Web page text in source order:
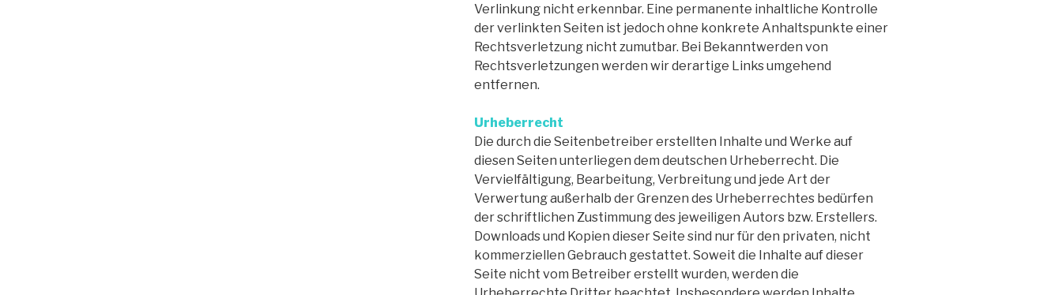
Verlinkung nicht erkennbar. Eine permanente inhaltliche Kontrolle
der verlinkten Seiten ist jedoch ohne konkrete Anhaltspunkte einer
Rechtsverletzung nicht zumutbar. Bei Bekanntwerden von
Rechtsverletzungen werden wir derartige Links umgehend
entfernen.
Urheberrecht
Die durch die Seitenbetreiber erstellten Inhalte und Werke auf
diesen Seiten unterliegen dem deutschen Urheberrecht. Die
Vervielfältigung, Bearbeitung, Verbreitung und jede Art der
Verwertung außerhalb der Grenzen des Urheberrechtes bedürfen
der schriftlichen Zustimmung des jeweiligen Autors bzw. Erstellers.
Downloads und Kopien dieser Seite sind nur für den privaten, nicht
kommerziellen Gebrauch gestattet. Soweit die Inhalte auf dieser
Seite nicht vom Betreiber erstellt wurden, werden die